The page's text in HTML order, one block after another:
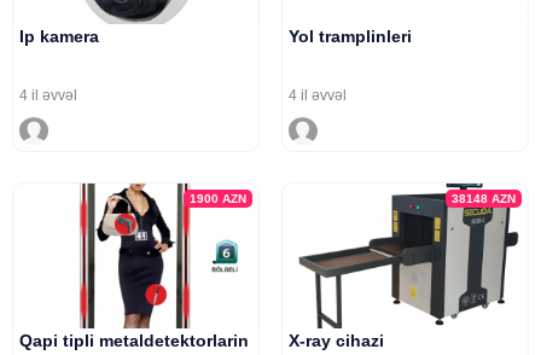
Ip kamera
4 il əvvəl
Yol tramplinleri
4 il əvvəl
1900AZN
Qapi tipli metaldetektorlarin
38148 AZN
X-ray cihazi